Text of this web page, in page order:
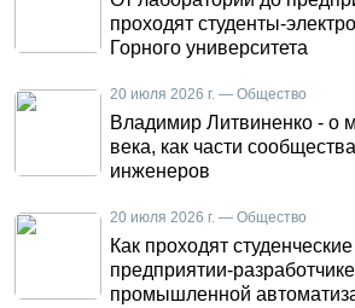
проходят студенты-
Горного университета
20 июля 2026 г. — Общество
Владимир Литвиненко - о
века, как части
инженеров
20 июля 2026 г. — Общество
Как проходят
предприятии-
промышленной